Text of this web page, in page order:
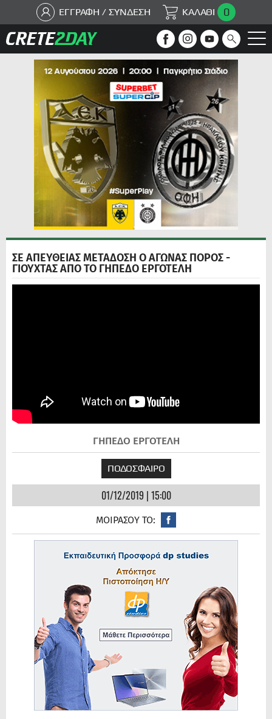
ΕΓΓΡΑΦΗ / ΣΥΝΔΕΣΗ ΚΑΛΑΘΙ 0
ΣΕ ΑΠΕΥΘΕΙΑΣ ΜΕΤΑΔΟΣΗ Ο ΑΓΩΝΑΣ ΠΟΡΟΣ -
ΓΙΟΥΧΤΑΣ ΑΠΟ ΤΟ ΓΗΠΕΔΟ ΕΡΓΟΤΕΛΗ
ΓΗΠΕΔΟ ΕΡΓΟΤΕΛΗ
ΠΟΔΟΣΦΑΙΡΟ
01/12/2019 | 15:00
ΜΟΙΡΑΣΟΥ ΤΟ: